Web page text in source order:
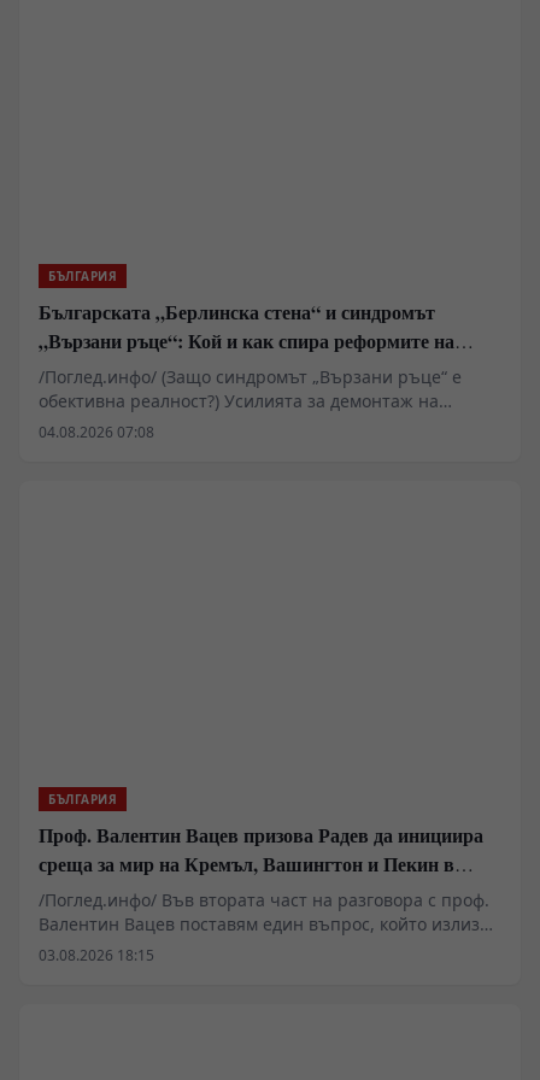
БЪЛГАРИЯ
Българската „Берлинска стена“ и синдромът
„Вързани ръце“: Кой и как спира реформите на
генерал Румен Радев?
/Поглед.инфо/ (Защо синдромът „Вързани ръце“ е
обективна реалност?) Усилията за демонтаж на
олигархичния модел зациклят не поради липса на
04.08.2026 07:08
БЪЛГАРИЯ
Проф. Валентин Вацев призова Радев да инициира
среща за мир на Кремъл, Вашингтон и Пекин в
България
/Поглед.инфо/ Във втората част на разговора с проф.
Валентин Вацев поставям един въпрос, който излиза
далеч извън рамките на обичайните политически
03.08.2026 18:15